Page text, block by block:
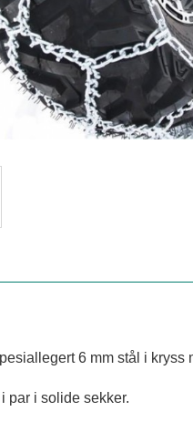
6 mm stål i kryss
par i solide sekker.